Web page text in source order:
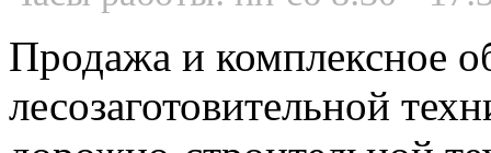
Продажа и комплексное
лесозаготовительной